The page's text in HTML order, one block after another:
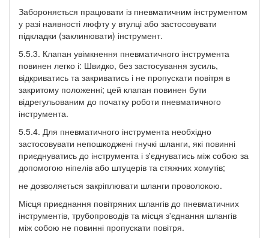
Забороняється працювати із пневматичним інструментом
у разі наявності люфту у втулці або застосовувати
підкладки (заклинювати) інструмент.
5.5.3. Клапан увімкнення пневматичного інструмента
повинен легко і: Швидко, без застосування зусиль,
відкриватись та закриватись і не пропускати повітря в
закритому положенні; цей клапан повинен бути
відрегульованим до початку роботи пневматичного
інструмента.
5.5.4. Для пневматичного інструмента необхідно
застосовувати непошкоджені гнучкі шланги, які повинні
приєднуватись до інструмента і з'єднуватись між собою за
допомогою ніпелів або штуцерів та стяжних хомутів;
не дозволяється закріплювати шланги проволокою.
Місця приєднання повітряних шлангів до пневматичних
інструментів, трубопроводів та місця з'єднання шлангів
між собою не повинні пропускати повітря.